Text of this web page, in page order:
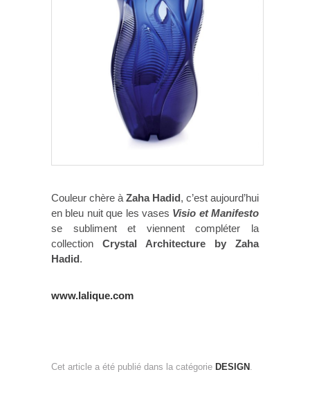
Couleur chère àZaha Hadid, c’est aujourd’hui
en bleu nuit que les vases Visio et Manifesto
se subliment et viennent compléter la
collection Crystal Architecture by Zaha
Hadid.
www.lalique.com
Cet article a été publié dans la catégorie DESIGN .